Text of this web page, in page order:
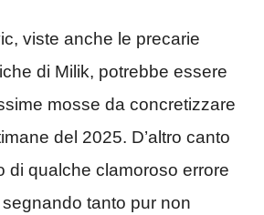
viste anche le precarie
di Milik, potrebbe essere
mosse da concretizzare
del 2025. D’altro canto
di qualche clamoroso errore
tanto pur non